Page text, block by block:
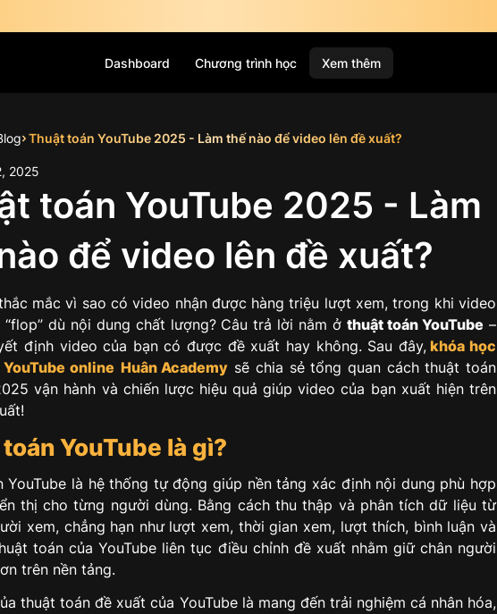
Dashboard Chương trình học Xem thêm
Thuật toán YouTube 2025 - Làm thế nào để video lên đề xuất?
, 2025
toán YouTube 2025 - Làm
để video lên đề xuất?
mắc vì sao có video nhận được hàng triệu lượt xem, trong khi video
“flop” dù nội dung chất lượng? Câu trả lời nằm ởthuật toán YouTube –
định video của bạn có được đề xuất hay không. Sau đây,khóa học
online Huân Academy sẽ chia sẻ tổng quan cách thuật toán
vận hành và chiến lược hiệu quả giúp video của bạn xuất hiện trên
YouTube là gì?
YouTube là hệ thống tự động giúp nền tảng xác định nội dung phù hợp
thị cho từng người dùng. Bằng cách thu thập và phân tích dữ liệu từ
xem, chẳng hạn như lượt xem, thời gian xem, lượt thích, bình luận và
toán của YouTube liên tục điều chỉnh đề xuất nhằm giữ chân người
trên nền tảng.
thuật toán đề xuất của YouTube là mang đến trải nghiệm cá nhân hóa,